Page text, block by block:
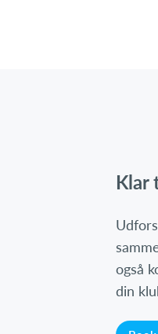
Klar
også
din